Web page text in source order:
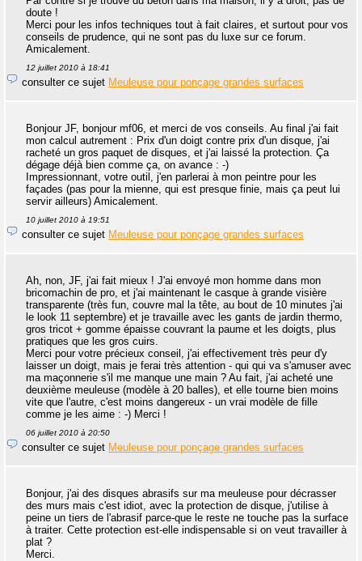
doute !
Merci pour les infos techniques tout à fait claires, et surtout pour vos
conseils de prudence, qui ne sont pas du luxe sur ce forum.
Amicalement.
12 juillet 2010 à 18:41
consulter ce sujet Meuleuse pour ponçage grandes surfaces
Bonjour JF, bonjour mf06, et merci de vos conseils. Au final j'ai fait
mon calcul autrement : Prix d'un doigt contre prix d'un disque, j'ai
racheté un gros paquet de disques, et j'ai laissé la protection. Ça
dégage déjà bien comme ça, on avance : -)
Impressionnant, votre outil, j'en parlerai à mon peintre pour les
façades (pas pour la mienne, qui est presque finie, mais ça peut lui
servir ailleurs) Amicalement.
10 juillet 2010 à 19:51
consulter ce sujet Meuleuse pour ponçage grandes surfaces
Ah, non, JF, j'ai fait mieux ! J'ai envoyé mon homme dans mon
bricomachin de pro, et j'ai maintenant le casque à grande visière
transparente (très fun, couvre mal la tête, au bout de 10 minutes j'ai
le look 11 septembre) et je travaille avec les gants de jardin thermo,
gros tricot + gomme épaisse couvrant la paume et les doigts, plus
pratiques que les gros cuirs.
Merci pour votre précieux conseil, j'ai effectivement très peur d'y
laisser un doigt, mais je ferai très attention - qui qui va s'amuser avec
ma maçonnerie s'il me manque une main ? Au fait, j'ai acheté une
deuxième meuleuse (modèle à 20 balles), et elle tourne bien moins
vite que l'autre, c'est moins dangereux - un vrai modèle de fille
comme je les aime : -) Merci !
06 juillet 2010 à 20:50
consulter ce sujet Meuleuse pour ponçage grandes surfaces
Bonjour, j'ai des disques abrasifs sur ma meuleuse pour décrasser
des murs mais c'est idiot, avec la protection de disque, j'utilise à
peine un tiers de l'abrasif parce-que le reste ne touche pas la surface
à traiter. Cette protection est-elle indispensable si on veut travailler à
plat ?
Merci.